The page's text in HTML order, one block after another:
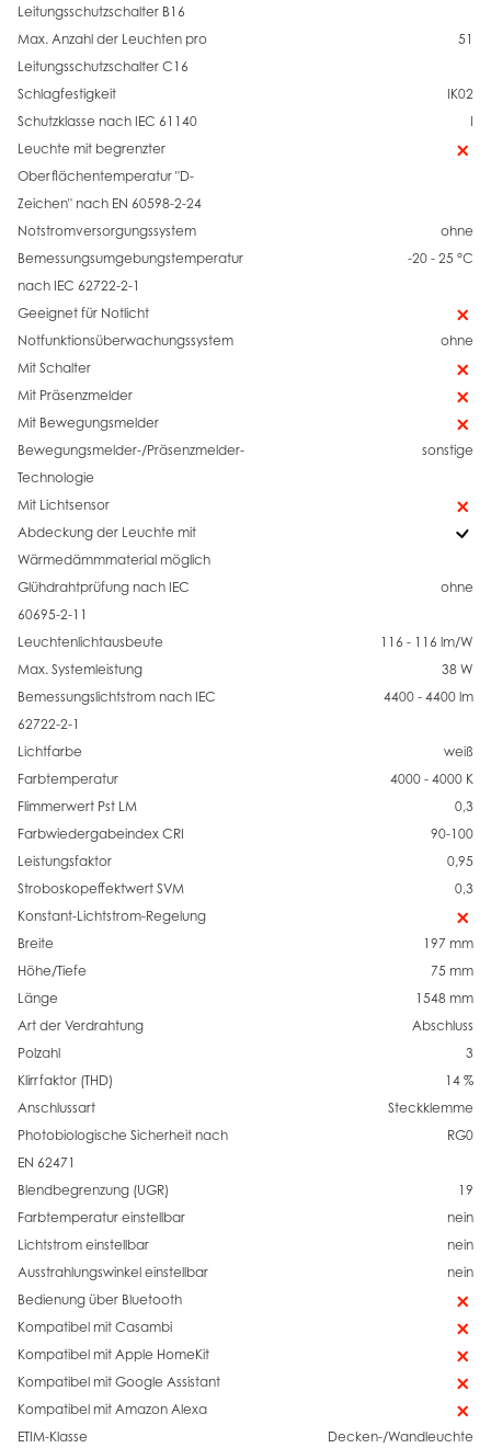
Leitungsschutzschalter B16
Max. Anzahl der Leuchten pro
Leitungsschutzschalter C16
51
Schlagfestigkeit
IK02
Schutzklasse nach IEC 61140
I
Leuchte mit begrenzter
Oberflächentemperatur "D-
Zeichen" nach EN 60598-2-24
Notstromversorgungssystem
ohne
Bemessungsumgebungstemperatur
nach IEC 62722-2-1
-20 - 25 °C
Geeignet für Notlicht
Notfunktionsüberwachungssystem
ohne
Mit Schalter
Mit Präsenzmelder
Mit Bewegungsmelder
Bewegungsmelder-/Präsenzmelder-
Technologie
sonstige
Mit Lichtsensor
Abdeckung der Leuchte mit
Wärmedämmmaterial möglich
Glühdrahtprüfung nach IEC
60695-2-11
ohne
Leuchtenlichtausbeute
116 - 116 lm/W
Max. Systemleistung
38 W
Bemessungslichtstrom nach IEC
62722-2-1
4400 - 4400 lm
Lichtfarbe
weiß
Farbtemperatur
4000 - 4000 K
Flimmerwert Pst LM
0,3
Farbwiedergabeindex CRI
90-100
Leistungsfaktor
0,95
Stroboskopeffektwert SVM
0,3
Konstant-Lichtstrom-Regelung
Breite
197 mm
Höhe/Tiefe
75 mm
Länge
1548 mm
Art der Verdrahtung
Abschluss
Polzahl
3
Klirrfaktor (THD)
14 %
Anschlussart
Steckklemme
Photobiologische Sicherheit nach
EN 62471
RG0
Blendbegrenzung (UGR)
19
Farbtemperatur einstellbar
nein
Lichtstrom einstellbar
nein
Ausstrahlungswinkel einstellbar
nein
Bedienung über Bluetooth
Kompatibel mit Casambi
Kompatibel mit Apple HomeKit
Kompatibel mit Google Assistant
Kompatibel mit Amazon Alexa
ETIM-Klasse
Decken-/Wandleuchte